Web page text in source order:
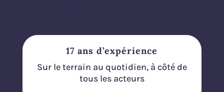
17 ans d’expérience
Sur le terrain au quotidien, à côté de
tous les acteurs